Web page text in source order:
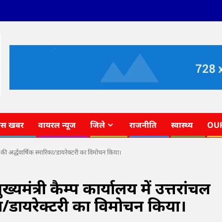
खबर वायरल न्यूज जिले राजनीति स्वास्थ्य
स्मारिका/डायरेक्टरी का विमोचन किया।
कैम्प कार्यालय में उत्तरांचल
डायरेक्टरी का विमोचन किया।